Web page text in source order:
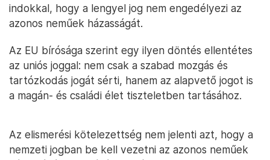
indokkal, hogy a lengyel jog nem engedélyezi az
azonos neműek házasságát.
Az EU bírósága szerint egy ilyen döntés ellentétes
az uniós joggal: nem csak a szabad mozgás és
tartózkodás jogát sérti, hanem az alapvető jogot is
a magán- és családi élet tiszteletben tartásához.
Az elismerési kötelezettség nem jelenti azt, hogy a
nemzeti jogban be kell vezetni az azonos neműek